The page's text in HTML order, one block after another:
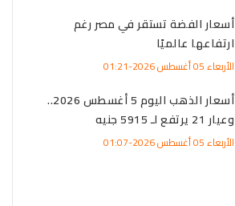
أسعار الفضة تستقر في مصر رغم
ارتفاعها عالميًا
الأربعاء 05 أغسطس 2026-01:21
أسعار الذهب اليوم 5 أغسطس 2026..
وعيار 21 يرتفع لـ 5915 جنيه
الأربعاء 05 أغسطس 2026-01:07